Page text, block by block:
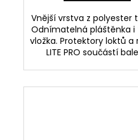
Vnější vrstva z polyester
Odnímatelná pláštěnka
vložka. Protektory loktů a
LITE PRO součástí